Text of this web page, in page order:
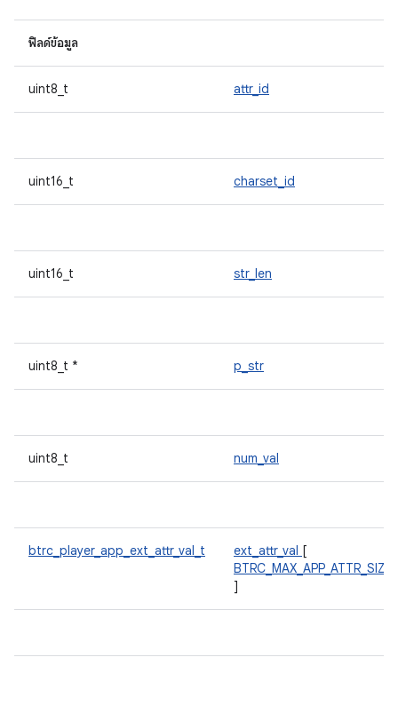
ฟิลด์ข้อมูล
uint8_t attr_id
uint16_t charset_id
uint16_t str_len
uint8_t * p_str
uint8_t num_val
btrc_player_app_ext_attr_val_t ext_attr_val [
BTRC_MAX_APP_ATTR_SIZE
]